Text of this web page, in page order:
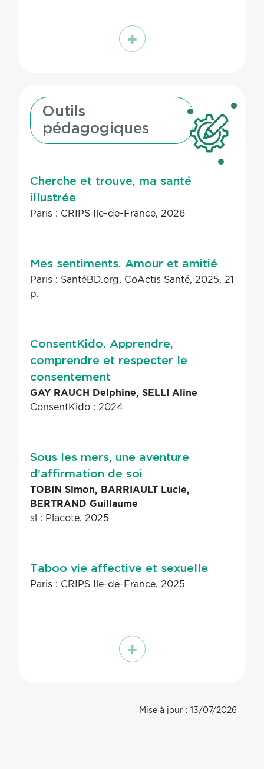
En
savoir
Outils
pédagogiques
Cherche et trouve, ma santé
illustrée
Paris : CRIPS Ile-de-France, 2026
Mes sentiments. Amour et amitié
Paris : SantéBD.org, CoActis Santé, 2025, 21
p.
ConsentKido. Apprendre,
comprendre et respecter le
consentement
GAY RAUCH Delphine, SELLI Aline
ConsentKido : 2024
Sous les mers, une aventure
d'affirmation de soi
TOBIN Simon, BARRIAULT Lucie,
BERTRAND Guillaume
sl : Placote, 2025
Taboo vie affective et sexuelle
Paris : CRIPS Ile-de-France, 2025
En
savoir
Mise à jour : 13/07/2026